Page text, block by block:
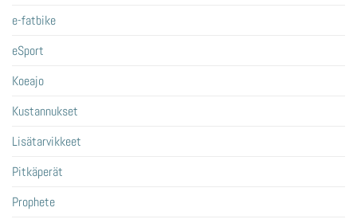
e-fatbike
eSport
Koeajo
Kustannukset
Lisätarvikkeet
Pitkäperät
Prophete